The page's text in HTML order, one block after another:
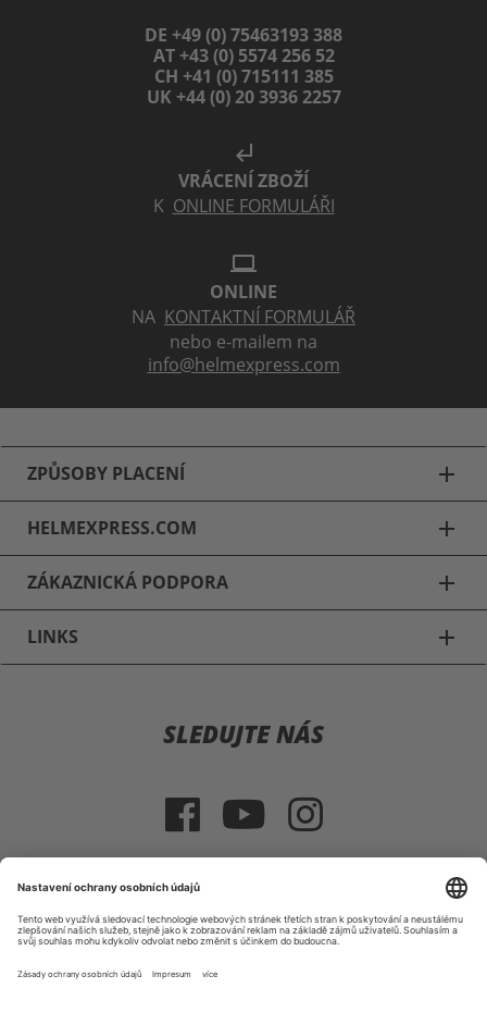
DE +49 (0) 75463193 388
AT +43 (0) 5574 256 52
CH +41 (0) 715111 385
UK +44 (0) 20 3936 2257
subdirectory_arrow_left
VRÁCENÍ ZBOŽÍ
K ONLINE FORMULÁŘI
laptop
ONLINE
NA KONTAKTNÍ FORMULÁŘ
nebo e-mailem na
info@helmexpress.com
ZPŮSOBY PLACENÍ add
HELMEXPRESS.COM add
ZÁKAZNICKÁ PODPORA add
LINKS add
UVEX Cyklistické přilby
Casco Cyklistické přilby
SPECIALIZED Cyklistické přilby
SLEDUJTE NÁS
VÝBĚR ZEMĚ
Tiráž VOP